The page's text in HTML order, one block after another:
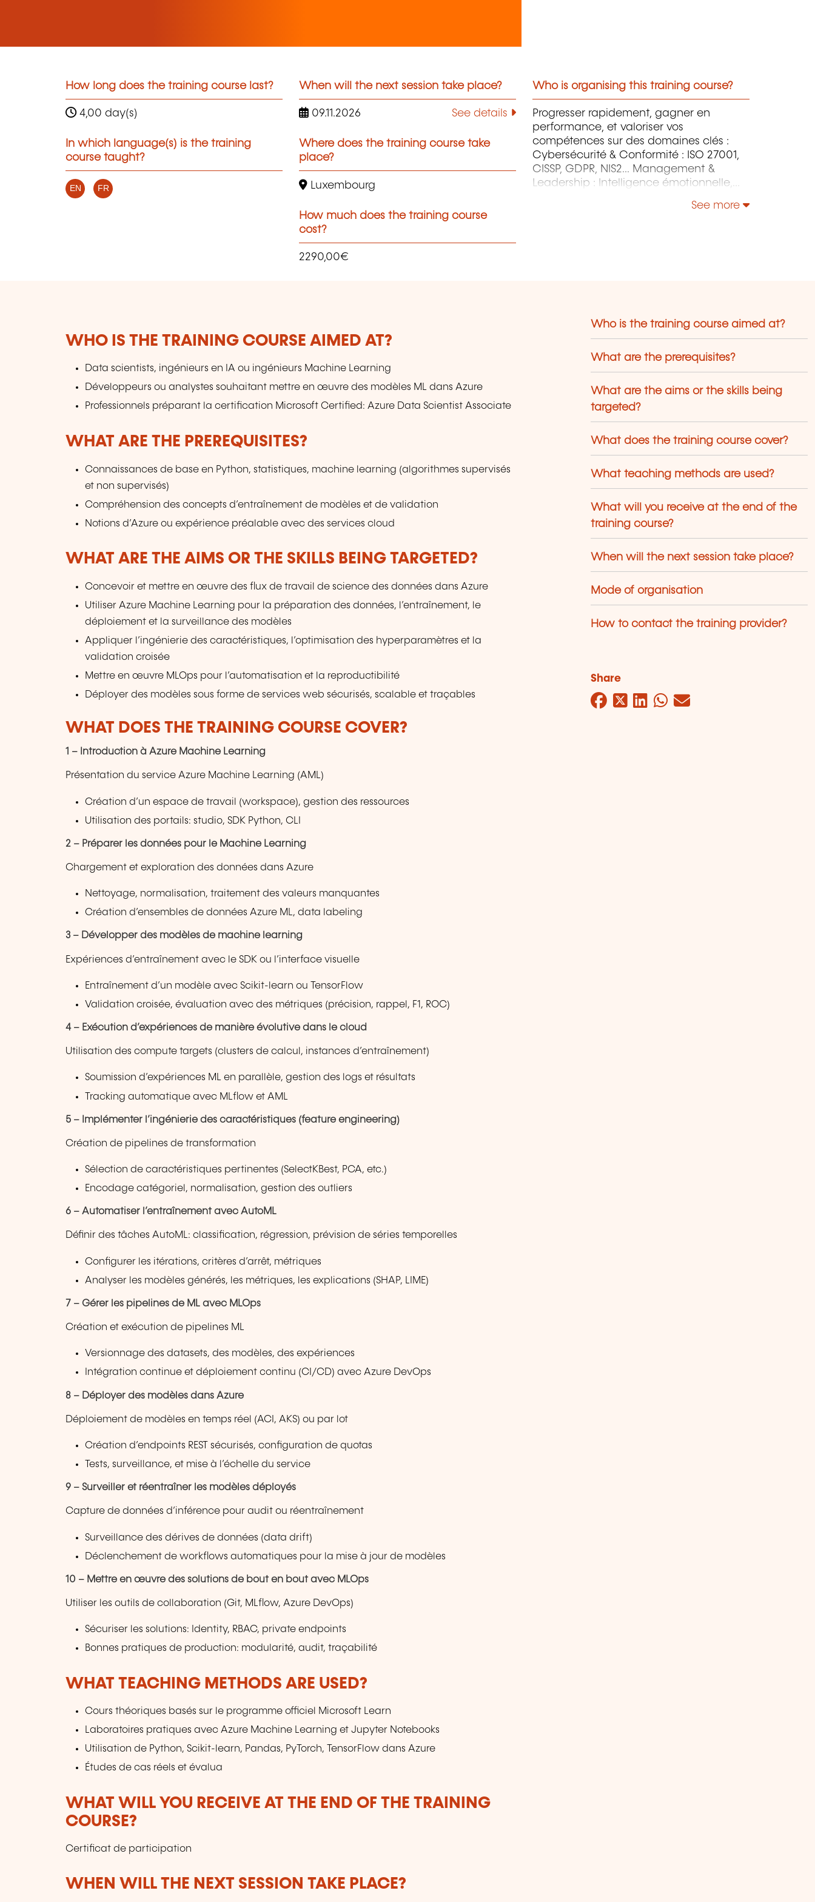
How long does the training course last?
4,00 day(s)
In which language(s) is the training
course taught?
EN FR
When will the next session take place?
09.11.2026 See details
Where does the training course take
place?
Luxembourg
How much does the training course
cost?
2290,00€
Who is organising this training course?
Progresser rapidement, gagner en
performance, et valoriser vos
compétences sur des domaines clés :
Cybersécurité & Conformité : ISO 27001,
CISSP, GDPR, NIS2... Management &
Leadership : Intelligence émotionnelle,
See more
WHO IS THE TRAINING COURSE AIMED AT?
Data scientists, ingénieurs en IA ou ingénieurs Machine Learning
Développeurs ou analystes souhaitant mettre en œuvre des modèles ML dans Azure
Professionnels préparant la certification Microsoft Certified: Azure Data Scientist Associate
WHAT ARE THE PREREQUISITES?
Connaissances de base en Python, statistiques, machine learning (algorithmes supervisés
et non supervisés)
Compréhension des concepts d’entraînement de modèles et de validation
Notions d’Azure ou expérience préalable avec des services cloud
WHAT ARE THE AIMS OR THE SKILLS BEING TARGETED?
Concevoir et mettre en œuvre des flux de travail de science des données dans Azure
Utiliser Azure Machine Learning pour la préparation des données, l’entraînement, le
déploiement et la surveillance des modèles
Appliquer l’ingénierie des caractéristiques, l’optimisation des hyperparamètres et la
validation croisée
Mettre en œuvre MLOps pour l’automatisation et la reproductibilité
Déployer des modèles sous forme de services web sécurisés, scalable et traçables
WHAT DOES THE TRAINING COURSE COVER?
1 – Introduction à Azure Machine Learning
Présentation du service Azure Machine Learning (AML)
Création d’un espace de travail (workspace), gestion des ressources
Utilisation des portails: studio, SDK Python, CLI
2 – Préparer les données pour le Machine Learning
Chargement et exploration des données dans Azure
Nettoyage, normalisation, traitement des valeurs manquantes
Création d’ensembles de données Azure ML, data labeling
3 – Développer des modèles de machine learning
Expériences d’entraînement avec le SDK ou l’interface visuelle
Entraînement d’un modèle avec Scikit-learn ou TensorFlow
Validation croisée, évaluation avec des métriques (précision, rappel, F1, ROC)
4 – Exécution d’expériences de manière évolutive dans le cloud
Utilisation des compute targets (clusters de calcul, instances d’entraînement)
Soumission d’expériences ML en parallèle, gestion des logs et résultats
Tracking automatique avec MLflow et AML
5 – Implémenter l’ingénierie des caractéristiques (feature engineering)
Création de pipelines de transformation
Sélection de caractéristiques pertinentes (SelectKBest, PCA, etc.)
Encodage catégoriel, normalisation, gestion des outliers
6 – Automatiser l’entraînement avec AutoML
Définir des tâches AutoML: classification, régression, prévision de séries temporelles
Configurer les itérations, critères d’arrêt, métriques
Analyser les modèles générés, les métriques, les explications (SHAP, LIME)
7 – Gérer les pipelines de ML avec MLOps
Création et exécution de pipelines ML
Versionnage des datasets, des modèles, des expériences
Intégration continue et déploiement continu (CI/CD) avec Azure DevOps
8 – Déployer des modèles dans Azure
Déploiement de modèles en temps réel (ACI, AKS) ou par lot
Création d’endpoints REST sécurisés, configuration de quotas
Tests, surveillance, et mise à l’échelle du service
9 – Surveiller et réentraîner les modèles déployés
Capture de données d’inférence pour audit ou réentraînement
Surveillance des dérives de données (data drift)
Déclenchement de workflows automatiques pour la mise à jour de modèles
10 – Mettre en œuvre des solutions de bout en bout avec MLOps
Utiliser les outils de collaboration (Git, MLflow, Azure DevOps)
Sécuriser les solutions: Identity, RBAC, private endpoints
Bonnes pratiques de production: modularité, audit, traçabilité
WHAT TEACHING METHODS ARE USED?
Cours théoriques basés sur le programme officiel Microsoft Learn
Laboratoires pratiques avec Azure Machine Learning et Jupyter Notebooks
Utilisation de Python, Scikit-learn, Pandas, PyTorch, TensorFlow dans Azure
Études de cas réels et évalua
WHAT WILL YOU RECEIVE AT THE END OF THE TRAINING
COURSE?
Certificat de participation
WHEN WILL THE NEXT SESSION TAKE PLACE?
Who is the training course aimed at?
What are the prerequisites?
What are the aims or the skills being
targeted?
What does the training course cover?
What teaching methods are used?
What will you receive at the end of the
training course?
When will the next session take place?
Mode of organisation
How to contact the training provider?
Share
Facebook
Twitter
LinkedIn
WhatsApp
Mail